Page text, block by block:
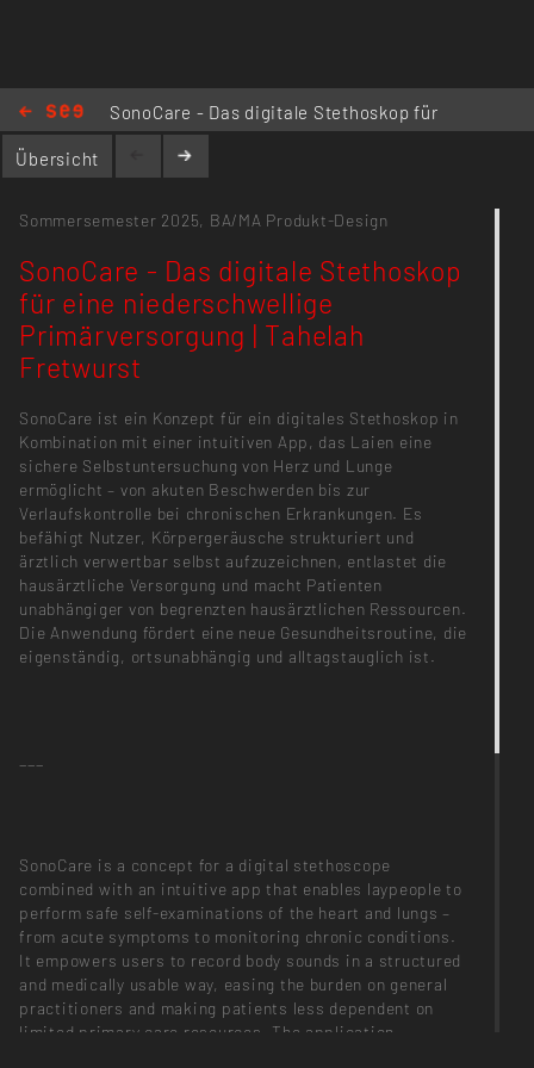
SonoCare - Das digitale Stethoskop für
eine niederschwellige
Primärversorgung | Tahelah Fretwurst
Übersicht
Sommersemester 2025, BA/MA Produkt-Design
SonoCare - Das digitale Stethoskop
für eine niederschwellige
Primärversorgung | Tahelah
Fretwurst
SonoCare ist ein Konzept für ein digitales Stethoskop in
Kombination mit einer intuitiven App, das Laien eine
sichere Selbstuntersuchung von Herz und Lunge
ermöglicht – von akuten Beschwerden bis zur
Verlaufskontrolle bei chronischen Erkrankungen. Es
befähigt Nutzer, Körpergeräusche strukturiert und
ärztlich verwertbar selbst aufzuzeichnen, entlastet die
hausärztliche Versorgung und macht Patienten
unabhängiger von begrenzten hausärztlichen Ressourcen.
Die Anwendung fördert eine neue Gesundheitsroutine, die
eigenständig, ortsunabhängig und alltagstauglich ist.
SonoCare is a concept for a digital stethoscope
combined with an intuitive app that enables laypeople to
perform safe self-examinations of the heart and lungs –
from acute symptoms to monitoring chronic conditions.
It empowers users to record body sounds in a structured
and medically usable way, easing the burden on general
practitioners and making patients less dependent on
limited primary care resources. The application